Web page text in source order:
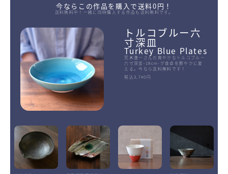
今ならこの作品を購入で送料0円！
送料無料中！一緒に同時購入する作品も送料無料です。
トルコブルー六
寸深皿
Turkey Blue Plates
荒木漢一さんの爽やかなトルコブルー
六寸深皿-18cm-が食卓を鮮やかに変
える。今なら送料無料です！
税込3,740円